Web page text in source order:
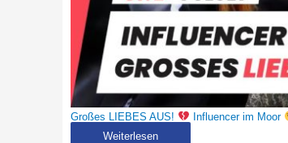
Großes LIEBES AUS! Influencer im Moor
Weiterlesen